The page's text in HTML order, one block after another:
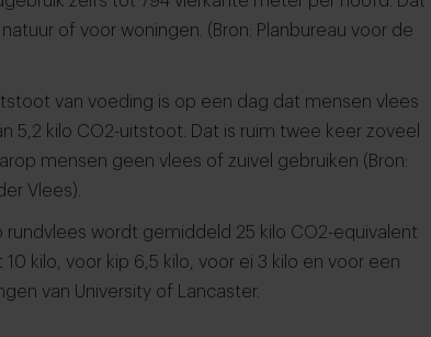
of voor woningen. (Bron: Planbureau voor de
van voeding is op een dag dat mensen vlees
5,2 kilo CO2-uitstoot. Dat is ruim twee keer zoveel
mensen geen vlees of zuivel gebruiken (Bron:
Vlees).
rundvlees wordt gemiddeld 25 kilo CO2-equivalent
kilo, voor kip 6,5 kilo, voor ei 3 kilo en voor een
van University of Lancaster.